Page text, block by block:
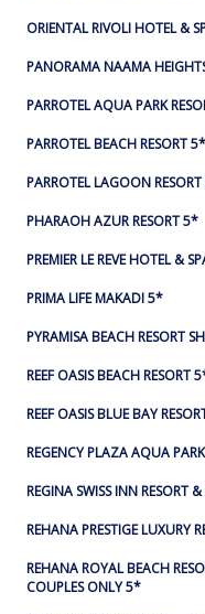
ORIENTAL RIVOLI HOTEL &
PANORAMA NAAMA
PARROTEL AQUA PARK
PARROTEL BEACH RESORT 5*
PARROTEL LAGOON
PHARAOH AZUR RESORT 5*
PREMIER LE REVE HOTEL &
PRIMA LIFE MAKADI 5*
PYRAMISA BEACH RESORT
REEF OASIS BEACH RESORT
REEF OASIS BLUE BAY
REGENCY PLAZA AQUA
REGINA SWISS INN RESORT
REHANA PRESTIGE LUXURY
REHANA ROYAL BEACH
COUPLES ONLY 5*